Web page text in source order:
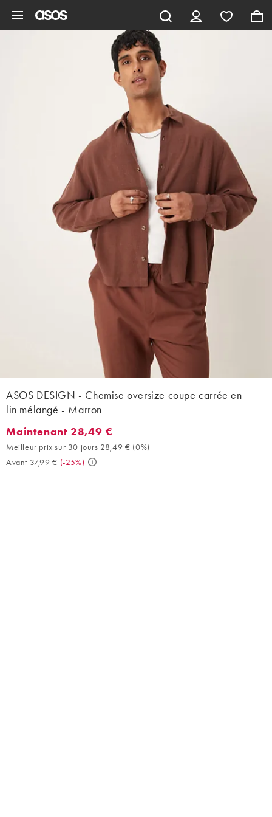
ASOS DESIGN - Chemise oversize coupe carrée en
lin mélangé - Marron
Maintenant 28,49 €. Meilleur prix sur 30 jours 28,49 € (0%).
Maintenant 28,49 €
Meilleur prix sur 30 jours 28,49 € (0%)
Avant 37,99 € (-25%)